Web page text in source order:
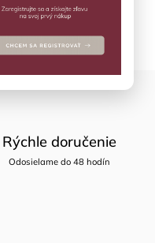
Rýchle doručenie
Odosielame do 48 hodín